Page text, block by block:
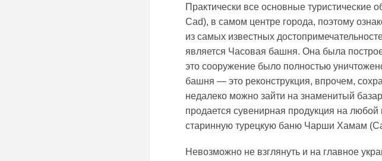
Практически все основные
Cad), в самом центре города, поэтому
из самых известных
является Часовая башня. Она была
это сооружение было полностью
башня — это реконструкция, впрочем,
недалеко можно зайти на знаменитый
продается сувенирная продукция на
старинную турецкую баню Чарши Хамам
Невозможно не взглянуть и на главное